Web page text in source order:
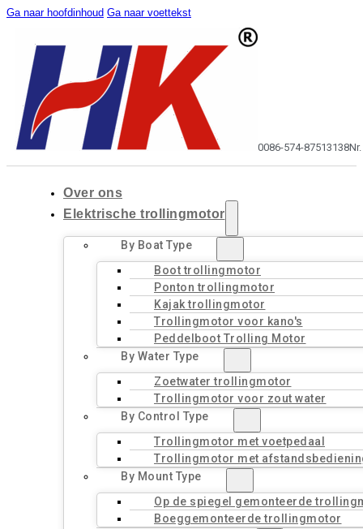
Ga naar hoofdinhoud Ga naar voettekst
0086-574-87513138
Over ons
Elektrische trollingmotor
By Boat Type
Boot trollingmotor
Ponton trollingmotor
Kajak trollingmotor
Trollingmotor voor kano's
Peddelboot Trolling Motor
By Water Type
Zoetwater trollingmotor
Trollingmotor voor zout water
By Control Type
Trollingmotor met voetpedaal
Trollingmotor met
By Mount Type
Op de spiegel gemonteerde
Boeggemonteerde trollingmotor